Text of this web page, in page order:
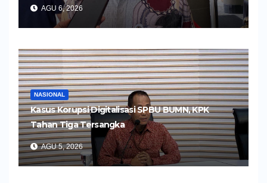
AGU 6, 2026
NASIONAL
Kasus Korupsi Digitalisasi SPBU BUMN, KPK
Tahan Tiga Tersangka
AGU 5, 2026